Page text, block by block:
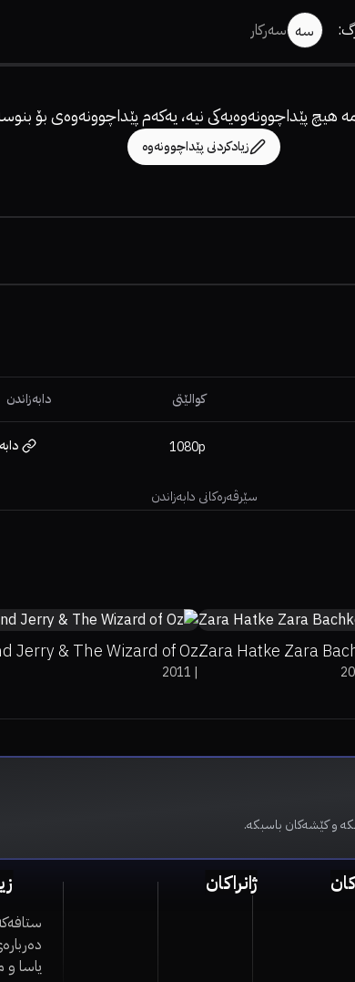
: سە سەرکار
هیچ پێداچوونەوەیەکی نیە، یەکەم پێداچوونەوەی بۆ
زیادکردنی پێداچوونەوە
سێرڤەرەکانی دابەزاندن
کوالێتی دابەزاندن
1080p
Zara Hatke Zara
Jerry & The Wizard of Oz
|
2011
بکە و کێشەکان باسبکە.
ژانراکان
یاسا و